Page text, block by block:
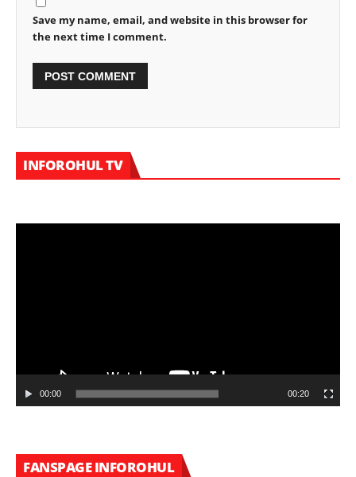
Save my name, email, and website in this browser for
the next time I comment.
INFOROHUL TV
00:00 00:20
FANSPAGE INFOROHUL